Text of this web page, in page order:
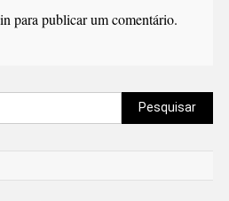
para publicar um comentário.
Pesquisar
por: